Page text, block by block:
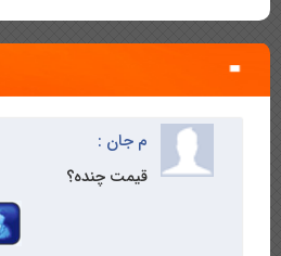
م جان :
قیمت چنده؟